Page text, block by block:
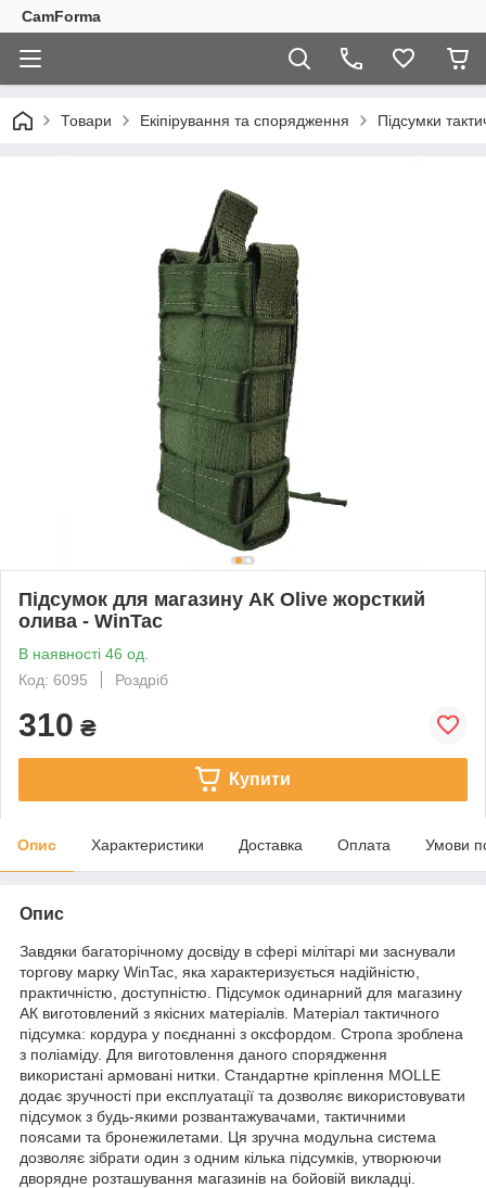
CamForma
Товари Екіпірування та спорядження Підсумки
Підсумок для магазину АК Olive жорсткий
олива - WinTac
В наявності 46 од.
Код: 6095
Роздріб
310 ₴
Купити
Опис Характеристики Доставка Оплата Умови
Опис
Завдяки багаторічному досвіду в сфері мілітарі ми заснували
торгову марку WinTac, яка характеризується надійністю,
практичністю, доступністю. Підсумок одинарний для магазину
АК виготовлений з якісних матеріалів. Матеріал тактичного
підсумка: кордура у поєднанні з оксфордом. Стропа зроблена
з поліаміду. Для виготовлення даного спорядження
використані армовані нитки. Стандартне кріплення MOLLE
додає зручності при експлуатації та дозволяє використовувати
підсумок з будь-якими розвантажувачами, тактичними
поясами та бронежилетами. Ця зручна модульна система
дозволяє зібрати один з одним кілька підсумків, утворюючи
дворядне розташування магазинів на бойовій викладці.